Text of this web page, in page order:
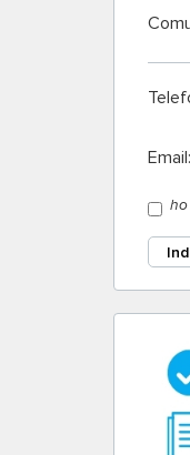
Email: